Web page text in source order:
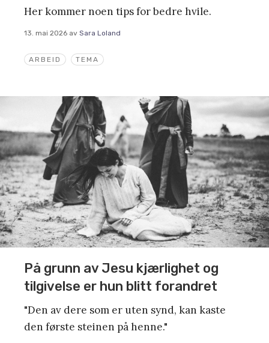
ARBEID TEMA
Her kommer noen tips for bedre hvile.
13. mai 2026 av Sara Loland
På grunn av Jesu kjærlighet og
tilgivelse er hun blitt forandret
"Den av dere som er uten synd, kan kaste
den første steinen på henne."